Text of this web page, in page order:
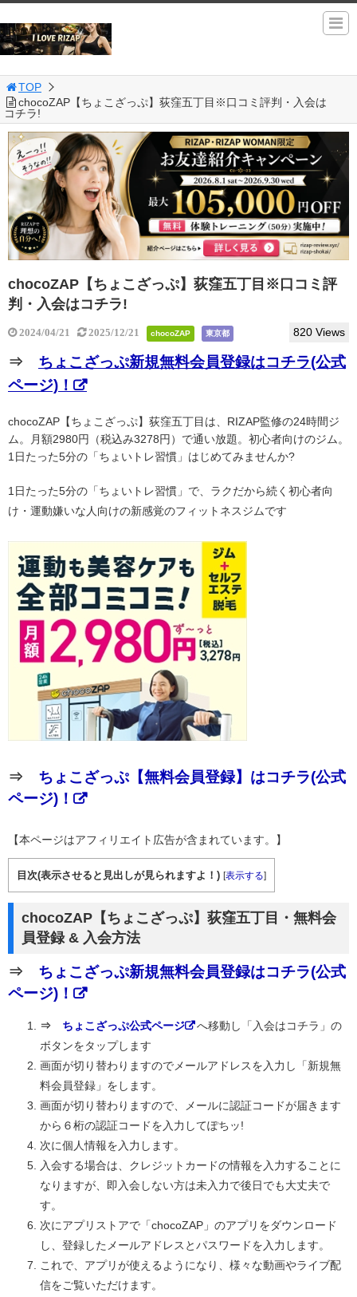
TOP
chocoZAP【ちょこざっぷ】荻窪五丁目※口コミ評判・入会は
コチラ!
chocoZAP【ちょこざっぷ】荻窪五丁目※口コミ評
判・入会はコチラ!
2024/04/21 2025/12/21 chocoZAP 東京都 820 Views
⇒ ちょこざっぷ新規無料会員登録はコチラ(公式
ページ)！
chocoZAP【ちょこざっぷ】荻窪五丁目は、RIZAP監修の24時間ジ
ム。月額2980円（税込み3278円）で通い放題。初心者向けのジム。
1日たった5分の「ちょいトレ習慣」はじめてみませんか?
1日たった5分の「ちょいトレ習慣」で、ラクだから続く初心者向
け・運動嫌いな人向けの新感覚のフィットネスジムです
⇒ ちょこざっぷ【無料会員登録】はコチラ(公式
ページ)！
【本ページはアフィリエイト広告が含まれています。】
目次(表示させると見出しが見られますよ！) [表示する]
chocoZAP【ちょこざっぷ】荻窪五丁目・無料会
員登録 & 入会方法
⇒ ちょこざっぷ新規無料会員登録はコチラ(公式
ページ)！
⇒ ちょこざっぷ公式ページ
へ移動し「入会はコチラ」の
ボタンをタップします
画面が切り替わりますのでメールアドレスを入力し「新規無
料会員登録」をします。
画面が切り替わりますので、メールに認証コードが届きます
から６桁の認証コードを入力してぽちッ!
次に個人情報を入力します。
入会する場合は、クレジットカードの情報を入力することに
なりますが、即入会しない方は未入力で後日でも大丈夫で
す。
次にアプリストアで「chocoZAP」のアプリをダウンロード
し、登録したメールアドレスとパスワードを入力します。
これで、アプリが使えるようになり、様々な動画やライブ配
信をご覧いただけます。